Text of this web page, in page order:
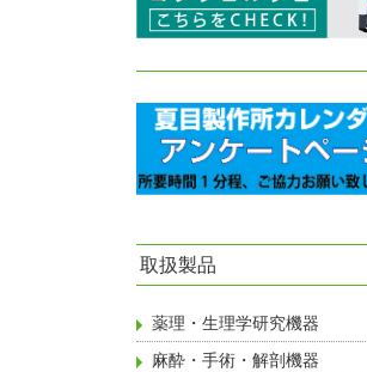
取扱製品
薬理・生理学研究機器
麻酔・手術・解剖機器